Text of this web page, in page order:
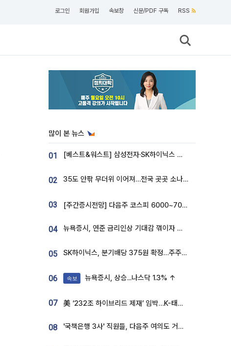
로그인 회원가입 속보창 신문/PDF 구독 RSS
많이 본 뉴스
01 [베스트&워스트] 삼성전자·SK하이닉스 밀린 한 주…상상인증권은 85% 급등
02 35도 안팎 무더위 이어져…전국 곳곳 소나기 [오늘 날씨]
03 [주간증시전망] 다음주 코스피 6000~7000⋯“外人 수급은 정책이 변수”
04 뉴욕증시, 연준 금리인상 기대감 꺾이자 상승...S&P500 사상 최고치 [종합]
05 SK하이닉스, 분기배당 375원 확정…주주환원책 9월로 앞당겨 발표
06 속보 뉴욕증시, 상승...나스닥 1.3% ↑
07 美 ‘232조 하이브리드 제재’ 임박…K-태양광, 불확실성 털고 날개 다나
08 '국책은행 3사' 직원들, 다음주 여의도 거리 나서는 까닭은